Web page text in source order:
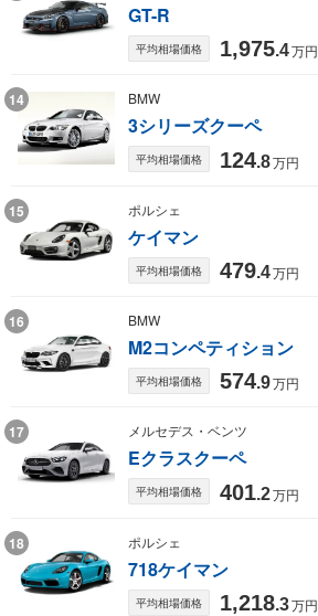
GT-R
平均相場価格 1,975.4万円
14 BMW
3シリーズクーペ
平均相場価格 124.8万円
15 ポルシェ
ケイマン
平均相場価格 479.4万円
16 BMW
M2コンペティション
平均相場価格 574.9万円
17 メルセデス・ベンツ
Eクラスクーペ
平均相場価格 401.2万円
18 ポルシェ
718ケイマン
平均相場価格 1,218.3万円